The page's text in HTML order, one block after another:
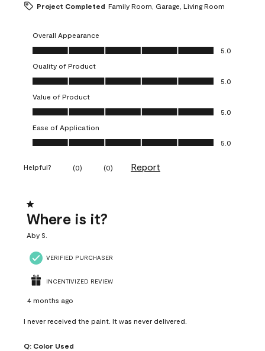
Project Completed Family Room, Garage, Living Room
Overall Appearance
Overall Appearance, 5.0 out of 5
5.0
Quality of Product
Quality of Product, 5.0 out of 5
5.0
Value of Product
Value of Product, 5.0 out of 5
5.0
Ease of Application
Ease of Application, 5.0 out of 5
5.0
Helpful? (0) (0) Report
1 out of 5 stars.
Where is it?
Aby S.
VERIFIED PURCHASER
INCENTIVIZED REVIEW
4 months ago
I never received the paint. It was never delivered.
Q: Color Used